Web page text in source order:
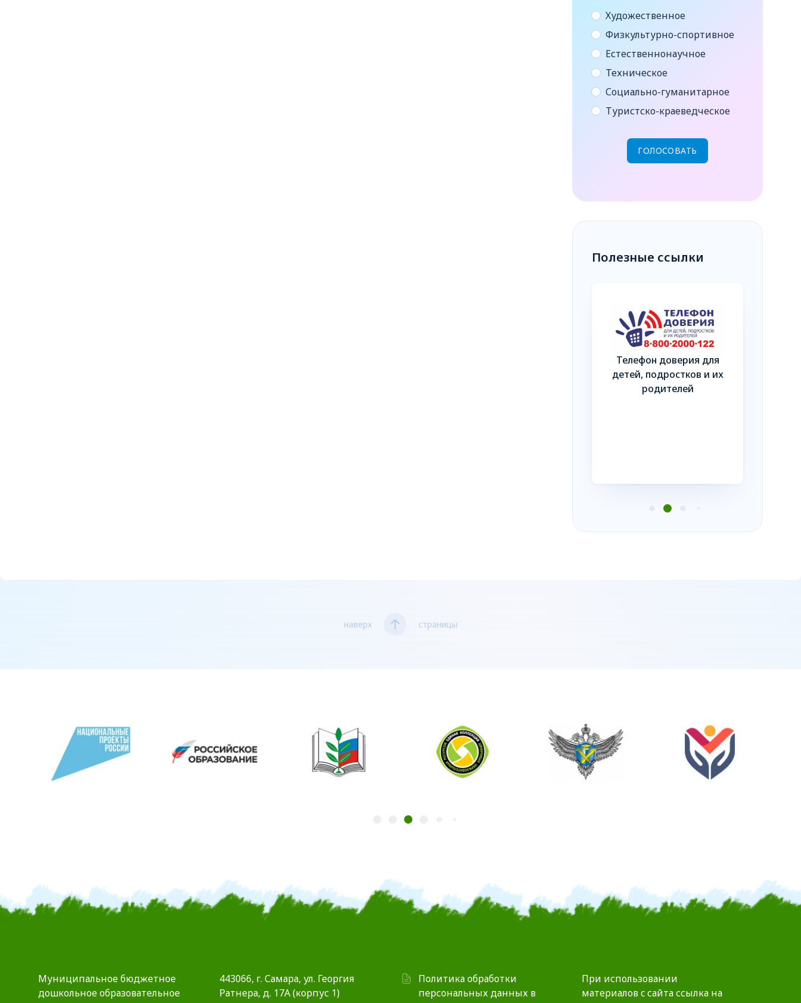
Художественное
Физкультурно-спортивное
Естественнонаучное
Техническое
Социально-гуманитарное
Туристско-краеведческое
Полезные ссылки
Телефон доверия для
детей, подростков и их
родителей
Независимая оценка
качества условий
наверх страницы
Муниципальное бюджетное
дошкольное образовательное
443066, г. Самара, ул. Георгия
Ратнера, д. 17А (корпус 1)
Политика обработки
персональных данных в
При использовании
материалов c сайта ссылка на